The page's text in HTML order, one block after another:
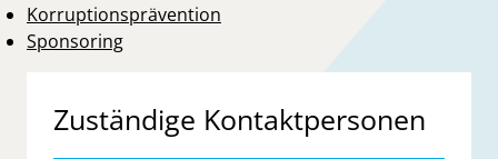
Korruptionsprävention
Sponsoring
Zuständige Kontaktpersonen